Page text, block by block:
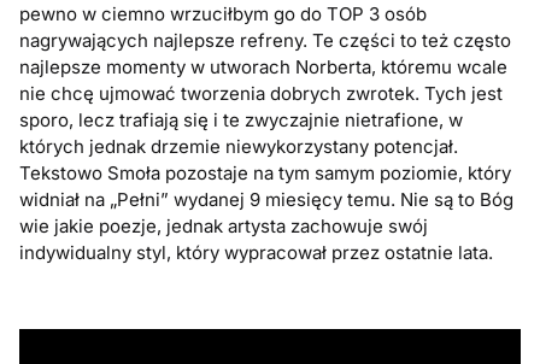
pewno w ciemno wrzuciłbym go do TOP 3 osób
nagrywających najlepsze refreny. Te części to też często
najlepsze momenty w utworach Norberta, któremu wcale
nie chcę ujmować tworzenia dobrych zwrotek. Tych jest
sporo, lecz trafiają się i te zwyczajnie nietrafione, w
których jednak drzemie niewykorzystany potencjał.
Tekstowo Smoła pozostaje na tym samym poziomie, który
widniał na „Pełni” wydanej 9 miesięcy temu. Nie są to Bóg
wie jakie poezje, jednak artysta zachowuje swój
indywidualny styl, który wypracował przez ostatnie lata.